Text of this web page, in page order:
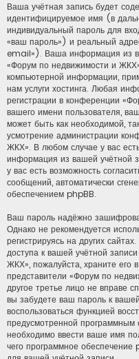
Ваша учётная запись будет
идентифицируемое имя (в
индивидуальный пароль для
«ваш пароль») и реальный
email»). Ваша информация из
«Форум по недвижимости и
компьютерной информации,
нам услуги хостинга. Любая
регистрации в конференции
вашего имени пользователя,
может быть как необходимой,
усмотрение администрации
ЖКХ». В любом случае у вас
информация из вашей учётной
у вас есть возможность
сообщений, автоматически
обеспечением phpBB.
Ваш пароль надёжно
Однако не рекомендуется
регистрируясь на других
доступа к вашей учётной
ЖКХ», пожалуйста, храните его
представители «Форум по
другое третье лицо не вправе
вы забудете ваш пароль к
воспользоваться функцией
предусмотренной
необходимо ввести ваше имя
чего программное